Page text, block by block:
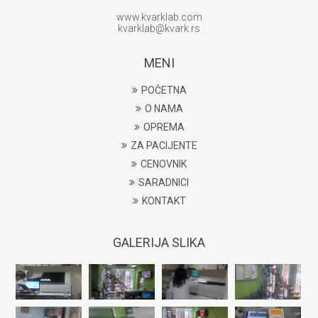
www.kvarklab.com
kvarklab@kvark.rs
MENI
POČETNA
O NAMA
OPREMA
ZA PACIJENTE
CENOVNIK
SARADNICI
KONTAKT
GALERIJA SLIKA